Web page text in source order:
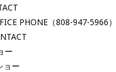
PHONE（808-947-5966）
ー
ョー